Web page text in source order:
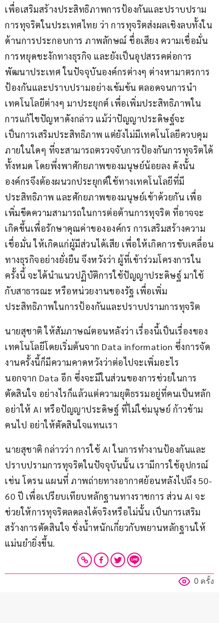
เพื่อเสริมสร้างประสิทธิภาพการป้องกันและปราบปราม
การทุจริตในประเทศไทย ว่า การทุจริตส่งผลเชิงลบทั้งใน
ด้านการประกอบการ ภาพลักษณ์ ชื่อเสียง ความเชื่อมั่น
การหยุดชะงักทางธุรกิจ และยังเป็นอุปสรรคต่อการ
พัฒนาประเทศ ในปัจจุบันองค์กรต่างๆ ต่างหามาตรการ
ป้องกันและปราบปรามอย่างเข้มข้น ตลอดจนการนำ
เทคโนโลยีต่างๆ มาประยุกต์ เพื่อเพิ่มประสิทธิภาพใน
การแก้ไขปัญหาดังกล่าว แม้ว่าปัญญาประดิษฐ์จะ
เป็นการเสริมประสิทธิภาพ แต่ยังไม่มีเทคโนโลยีควบคุม
ภายในใดๆ ที่จะสามารถตรวจจับการป้องกันการทุจริตได้
ทั้งหมด โดยพึ่งพาศักยภาพของมนุษย์น้อยลง ดังนั้น
องค์กรจึงต้องผนวกประยุกต์ใช้ทางเทคโนโลยีที่มี
ประสิทธิภาพ และศักยภาพของมนุษย์เข้าด้วยกัน เพื่อ
เพิ่มขีดความสามารถในการต่อต้านการทุจริต ที่อาจจะ
เกิดขึ้นเพื่อรักษาคุณค่าขององค์กร การเสริมสร้างความ
เชื่อมั่น ให้เกิดแก่ผู้มีส่วนได้เสีย เพื่อให้เกิดการขับเคลื่อน
ทางธุรกิจอย่างยั่งยืน จึงหวังว่า ผู้ที่เข้าร่วมโครงการใน
ครั้งนี้ จะได้นำแนวปฏิบัติการใช้ปัญญาประดิษฐ์ มาใช้
กับสาธารณะ หรือหน่วยงานของรัฐ เพื่อเพิ่ม
ประสิทธิภาพในการป้องกันและปราบปรามการทุจริต
นายสุชาติ ให้สัมภาษณ์ตอนหลังว่า เรื่องนี้เป็นเรื่องของ
เทคโนโลยีโดยเริ่มต้นจาก Data information ซึ่งการจัด
งานครั้งนี้ก็มีความคาดหวังว่าต่อไปจะเพิ่มอะไร
นอกจาก Data อีก ซึ่งจะมีในส่วนของการช่วยในการ
ตัดสินใจ อย่างไรก็แล้วแต่ความยุติธรรมอยู่ที่คนเป็นหลัก
อย่าให้ AI หรือปัญญาประดิษฐ์ ที่ไม่ใช่มนุษย์ ก้าวข้าม
คนไป อย่าให้ตัดสินใจแทนเรา
นายสุชาติ กล่าวว่า การใช้ AI ในการทำงานป้องกันและ
ปราบปรามการทุจริตในปัจจุบันนั้น เรามีการใช้อุปกรณ์
เช่น โดรน แผนที่ ภาพถ่ายทางอากาศย้อนหลังไปถึง 50-
60 ปี เพื่อเปรียบเทียบหลักฐานทางราชการ ส่วน AI จะ
ช่วยให้การทุจริตลดลงได้จริงหรือไม่นั้น เป็นการเสริม
สร้างการตัดสินใจ ชั่งน้ำหนักเกี่ยวกับพยานหลักฐานให้
แม่นยำยิ่งขึ้น.
0 ครั้ง